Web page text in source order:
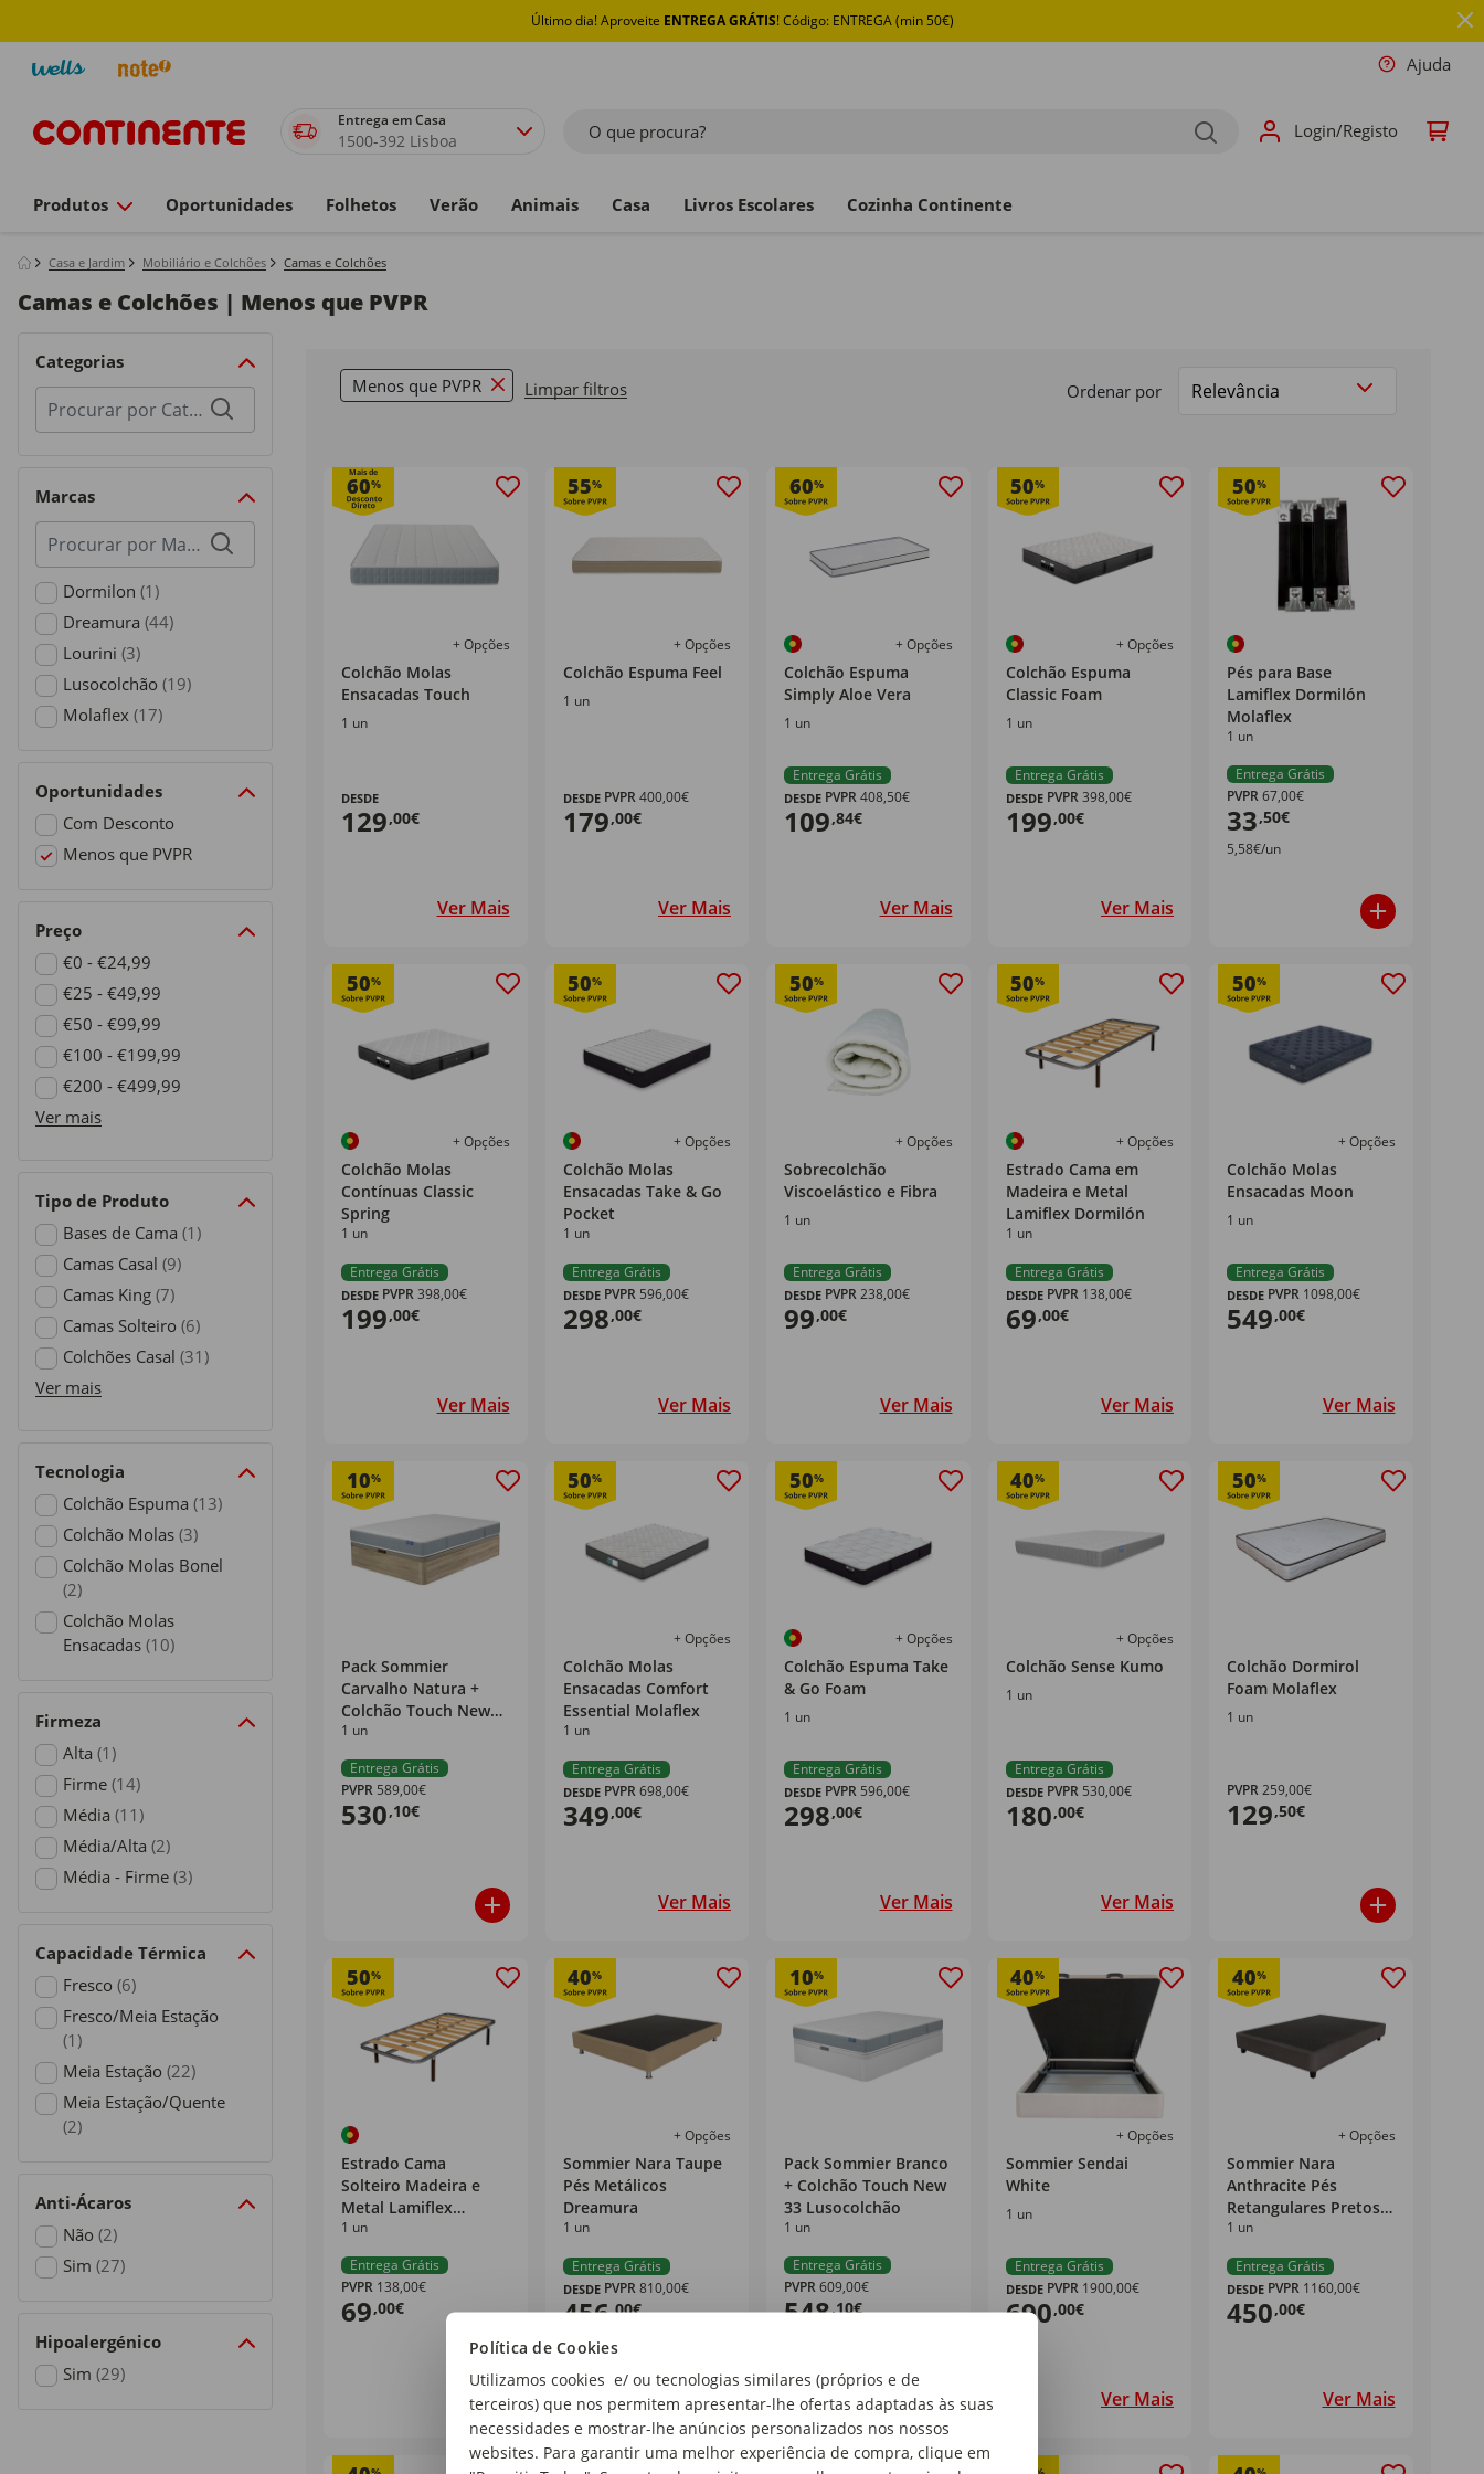
Política de Cookies
Utilizamos cookies e/ ou tecnologias similares (próprios e de
terceiros) que nos permitem apresentar-lhe ofertas adaptadas às suas
necessidades e mostrar-lhe anúncios personalizados nos nossos
websites. Para garantir uma melhor experiência de compra, clique em
Último dia! Aproveite ENTREGA GRÁTIS! Código: ENTREGA (min 50€)
Ajuda
Entrega em Casa
1500-392 Lisboa O que procura? Login/Registo
Produtos Oportunidades Folhetos Verão Animais Casa Livros Escolares Cozinha Continente
Casa e Jardim Mobiliário e Colchões Camas e Colchões
Camas e Colchões | Menos que PVPR
Categorias
Procurar
por
Marcas
Procurar
por
marcasDormilon (1)
Refine by Marcas: Dormilon
Dreamura (44)
Refine by Marcas: Dreamura
Lourini (3)
Refine by Marcas: Lourini
Lusocolchão (19)
Refine by Marcas: Lusocolchão
Molaflex (17)
Oportunidades
Com Desconto
Refine by Oportunidades: Com Desconto
Menos que PVPR
Preço
€0 - €24,99
Refine by Preço: €0 - €24,99
€25 - €49,99
Refine by Preço: €25 - €49,99
€50 - €99,99
Refine by Preço: €50 - €99,99
€100 - €199,99
Refine by Preço: €100 - €199,99
€200 - €499,99
Refine by Preço: €200 - €499,99
Ver mais
Tipo de Produto
Bases de Cama (1)
Refine by Tipo de Produto: Bases de Cama
Camas Casal (9)
Refine by Tipo de Produto: Camas Casal
Camas King (7)
Refine by Tipo de Produto: Camas King
Camas Solteiro (6)
Refine by Tipo de Produto: Camas Solteiro
Colchões Casal (31)
Refine by Tipo de Produto: Colchões Casal
Ver mais
Tecnologia
Colchão Espuma (13)
Refine by Tecnologia: Colchão Espuma
Colchão Molas (3)
Refine by Tecnologia: Colchão Molas
Colchão Molas Bonel
(2)
Refine by Tecnologia: Colchão Molas Bonel
Colchão Molas
Ensacadas (10)
Refine by Tecnologia: Colchão Molas Ensacadas
Firmeza
Alta (1)
Refine by Firmeza: Alta
Firme (14)
Refine by Firmeza: Firme
Média (11)
Refine by Firmeza: Média
Média/Alta (2)
Refine by Firmeza: Média/Alta
Média - Firme (3)
Capacidade Térmica
Fresco (6)
Refine by Capacidade Térmica: Fresco
Fresco/Meia Estação
(1)
Refine by Capacidade Térmica: Fresco/Meia Estação
Meia Estação (22)
Refine by Capacidade Térmica: Meia Estação
Meia Estação/Quente
(2)
Refine by Capacidade Térmica: Meia Estação/Quente
Anti-Ácaros
Não (2)
Refine by Anti-Ácaros: Não
Sim (27)
Hipoalergénico
Sim (29)
Menos que PVPR Remove filter Currently Refined by Oportunidades: Menos que PVPR
Limpar filtros Ordenar por
Mais de
60%
+ Opções
Colchão Molas
Ensacadas Touch
1 un
DESDE
129,00€
Ver Mais
55%
+ Opções
Colchão Espuma Feel
1 un
DESDE PVPR400,00€
179,00€
Ver Mais
60%
+ Opções
Colchão Espuma
Simply Aloe Vera
1 un
Entrega Grátis
DESDE PVPR408,50€
109,84€
Ver Mais
50%
+ Opções
Colchão Espuma
Classic Foam
1 un
Entrega Grátis
DESDE PVPR398,00€
199,00€
Ver Mais
50%
Pés para Base
Lamiflex Dormilón
Molaflex
1 un
Entrega Grátis
PVPR67,00€
33,50€
5,58€/un
50%
+ Opções
Colchão Molas
Contínuas Classic
Spring
1 un
Entrega Grátis
DESDE PVPR398,00€
199,00€
Ver Mais
50%
+ Opções
Colchão Molas
Ensacadas Take & Go
Pocket
1 un
Entrega Grátis
DESDE PVPR596,00€
298,00€
Ver Mais
50%
+ Opções
Sobrecolchão
Viscoelástico e Fibra
1 un
Entrega Grátis
DESDE PVPR238,00€
99,00€
Ver Mais
50%
+ Opções
Estrado Cama em
Madeira e Metal
Lamiflex Dormilón
1 un
Entrega Grátis
DESDE PVPR138,00€
69,00€
Ver Mais
50%
+ Opções
Colchão Molas
Ensacadas Moon
1 un
Entrega Grátis
DESDE PVPR 1098,00€
549,00€
Ver Mais
10%
Pack Sommier
Carvalho Natura +
Colchão Touch New
33 Lusocolchão
1 un
Entrega Grátis
PVPR 589,00€
530,10€
50%
+ Opções
Colchão Molas
Ensacadas Comfort
Essential Molaflex
1 un
Entrega Grátis
DESDE PVPR698,00€
349,00€
Ver Mais
50%
+ Opções
Colchão Espuma Take
& Go Foam
1 un
Entrega Grátis
DESDE PVPR 596,00€
298,00€
Ver Mais
40%
+ Opções
Colchão Sense Kumo
1 un
Entrega Grátis
DESDE PVPR530,00€
180,00€
Ver Mais
50%
Colchão Dormirol
Foam Molaflex
1 un
PVPR259,00€
129,50€
50%
Estrado Cama
Solteiro Madeira e
Metal Lamiflex
Dormilón Dormilon
1 un
Entrega Grátis
PVPR 138,00€
69,00€
40%
+ Opções
Sommier Nara Taupe
Pés Metálicos
Dreamura
1 un
Entrega Grátis
DESDE PVPR810,00€
456,00€
Ver Mais
10%
Pack Sommier Branco
+ Colchão Touch New
33 Lusocolchão
1 un
Entrega Grátis
PVPR609,00€
548,10€
40%
+ Opções
Sommier Sendai
White
1 un
Entrega Grátis
DESDE PVPR1900,00€
690,00€
Ver Mais
40%
+ Opções
Sommier Nara
Anthracite Pés
Retangulares Pretos
Dreamura
1 un
Entrega Grátis
DESDE PVPR 1160,00€
450,00€
Ver Mais